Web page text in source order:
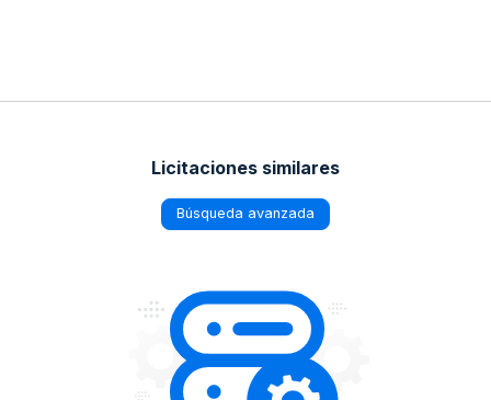
Licitaciones similares
Búsqueda avanzada